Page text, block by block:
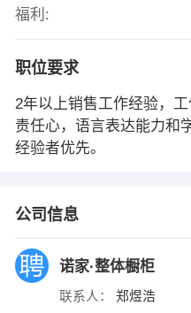
福利:
职位要求
2年以上销售工作经验，
责任心，语言表达能力和
经验者优先。
公司信息
诺家·整体橱柜
联系人： 郑煜浩